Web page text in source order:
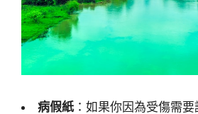
病假紙：如果你因為受傷需